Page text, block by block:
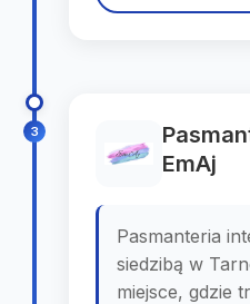
3
EmAj
Pasmanteria
siedzibą w
miejsce, gdzie